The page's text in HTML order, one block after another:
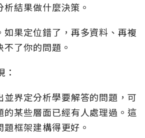
結果做什麼決策。
如果定位錯了，再多資料、再複
了你的問題。
並界定分析學要解答的問題，可
的某些層面已經有人處理過。這
框架建構得更好。